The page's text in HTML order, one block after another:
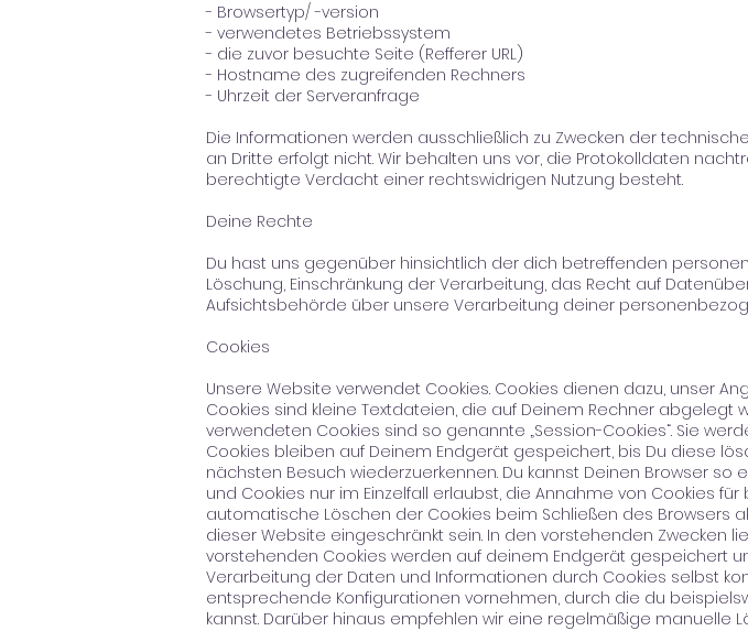
- Browsertyp/ -version
- verwendetes Betriebssystem
- die zuvor besuchte Seite (Refferer URL)
- Hostname des zugreifenden Rechners
- Uhrzeit der Serveranfrage
Die Informationen werden ausschließlich zu Zwecken der
an Dritte erfolgt nicht. Wir behalten uns vor, die Protokolldaten
berechtigte Verdacht einer rechtswidrigen Nutzung besteht.
Deine Rechte
Du hast uns gegenüber hinsichtlich der dich betreffenden
Löschung, Einschränkung der Verarbeitung, das Recht auf
Aufsichtsbehörde über unsere Verarbeitung deiner
Cookies
Unsere Website verwendet Cookies. Cookies dienen dazu, unser
Cookies sind kleine Textdateien, die auf Deinem Rechner
verwendeten Cookies sind so genannte „Session-Cookies“. Sie
Cookies bleiben auf Deinem Endgerät gespeichert, bis Du diese
nächsten Besuch wiederzuerkennen. Du kannst Deinen Browser
und Cookies nur im Einzelfall erlaubst, die Annahme von Cookies
automatische Löschen der Cookies beim Schließen des Browsers
dieser Website eingeschränkt sein. In den vorstehenden Zwecken
vorstehenden Cookies werden auf deinem Endgerät gespeichert
Verarbeitung der Daten und Informationen durch Cookies selbst
entsprechende Konfigurationen vornehmen, durch die du
kannst. Darüber hinaus empfehlen wir eine regelmäßige manuelle